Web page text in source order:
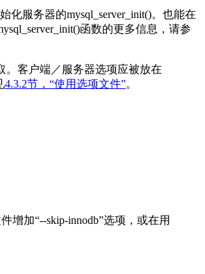
化服务器的mysql_server_init()。也能在
函数的更多信息，请参
。客户端／服务器选项应被放在
4.3.2节，“使用选项文件”。
增加“--skip-innodb”选项，或在用